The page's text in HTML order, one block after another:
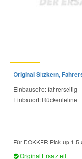
Original Sitzkern,
Einbauseite: fahrerseitig
Einbauort: Rückenlehne
Für DOKKER Pick-up 1.5
Original Ersatzteil